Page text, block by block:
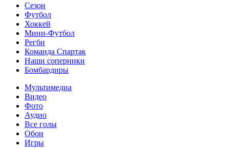
Сезон
Футбол
Хоккей
Мини-Футбол
Регби
Команда Спартак
Наши соперники
Бомбардиры
Мультимедиа
Видео
Фото
Аудио
Все голы
Обои
Игры